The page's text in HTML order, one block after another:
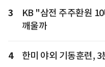
3
KB "삼전 주주환원
깨울까
4 한미 야외 기동훈련, 3